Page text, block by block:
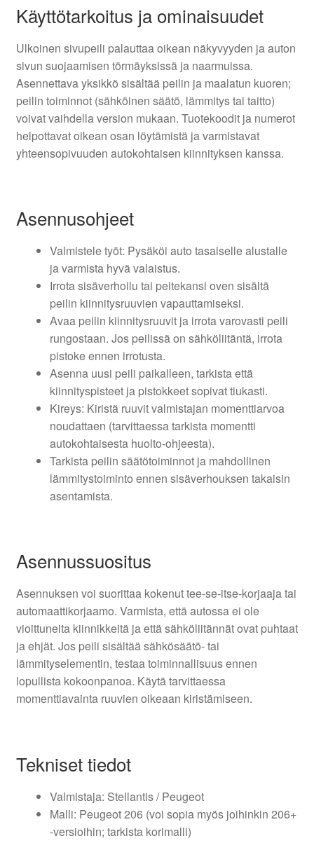
Käyttötarkoitus ja ominaisuudet
Ulkoinen sivupeili palauttaa oikean näkyvyyden ja auton
sivun suojaamisen törmäyksissä ja naarmuissa.
Asennettava yksikkö sisältää peilin ja maalatun kuoren;
peilin toiminnot (sähköinen säätö, lämmitys tai taitto)
voivat vaihdella version mukaan. Tuotekoodit ja numerot
helpottavat oikean osan löytämistä ja varmistavat
yhteensopivuuden autokohtaisen kiinnityksen kanssa.
Asennusohjeet
Valmistele työt: Pysäköi auto tasaiselle alustalle
ja varmista hyvä valaistus.
Irrota sisäverhoilu tai peitekansi oven sisältä
peilin kiinnitysruuvien vapauttamiseksi.
Avaa peilin kiinnitysruuvit ja irrota varovasti peili
rungostaan. Jos peilissä on sähköliitäntä, irrota
pistoke ennen irrotusta.
Asenna uusi peili paikalleen, tarkista että
kiinnityspisteet ja pistokkeet sopivat tiukasti.
Kireys: Kiristä ruuvit valmistajan momenttiarvoa
noudattaen (tarvittaessa tarkista momentti
autokohtaisesta huolto-ohjeesta).
Tarkista peilin säätötoiminnot ja mahdollinen
lämmitystoiminto ennen sisäverhouksen takaisin
asentamista.
Asennussuositus
Asennuksen voi suorittaa kokenut tee-se-itse-korjaaja tai
automaattikorjaamo. Varmista, että autossa ei ole
vioittuneita kiinnikkeitä ja että sähköliitännät ovat puhtaat
ja ehjät. Jos peili sisältää sähkösäätö- tai
lämmityselementin, testaa toiminnallisuus ennen
lopullista kokoonpanoa. Käytä tarvittaessa
momenttiavainta ruuvien oikeaan kiristämiseen.
Tekniset tiedot
Valmistaja: Stellantis / Peugeot
Malli: Peugeot 206 (voi sopia myös joihinkin 206+
-versioihin; tarkista korimalli)